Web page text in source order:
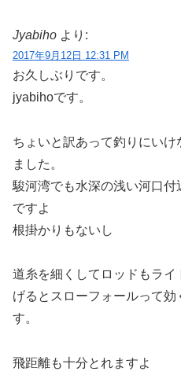
Jyabiho より:
2017年9月12日 12:31 PM
お久しぶりです。
jyabihoです。
ちょいと訳あって釣りにい
ました。
駿河湾でも水深の浅い河口
ですよ
根掛かりもないし
道糸を細くしてロッドもラ
げるとスローフォールって
す。
飛距離も十分とれますよ